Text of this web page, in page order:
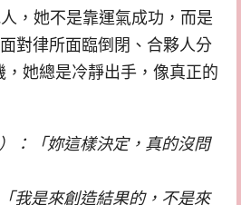
，她不是靠運氣成功，而是
對律所面臨倒閉、合夥人分
她總是冷靜出手，像真正的
：「妳這樣決定，真的沒問
我是來創造結果的，不是來